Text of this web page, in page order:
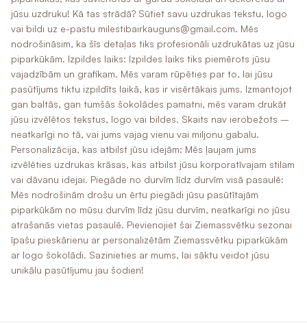
jūsu uzdruku! Kā tas strādā? Sūtiet savu uzdrukas tekstu, logo
vai bildi uz e-pastu milestibairkauguns@gmail.com. Mēs
nodrošināsim, ka šīs detaļas tiks profesionāli uzdrukātas uz jūsu
piparkūkām. Izpildes laiks: Izpildes laiks tiks piemērots jūsu
vajadzībām un grafikam. Mēs varam rūpēties par to, lai jūsu
pasūtījums tiktu izpildīts laikā, kas ir visērtākais jums. Izmantojot
gan baltās, gan tumšās šokolādes pamatni, mēs varam drukāt
jūsu izvēlētos tekstus, logo vai bildes. Skaits nav ierobežots –
neatkarīgi no tā, vai jums vajag vienu vai miljonu gabalu.
Personalizācija, kas atbilst jūsu idejām: Mēs ļaujam jums
izvēlēties uzdrukas krāsas, kas atbilst jūsu korporatīvajam stilam
vai dāvanu idejai. Piegāde no durvīm līdz durvīm visā pasaulē:
Mēs nodrošinām drošu un ērtu piegādi jūsu pasūtītajām
piparkūkām no mūsu durvīm līdz jūsu durvīm, neatkarīgi no jūsu
atrašanās vietas pasaulē. Pievienojiet šai Ziemassvētku sezonai
īpašu pieskārienu ar personalizētām Ziemassvētku piparkūkām
ar logo šokolādi. Sazinieties ar mums, lai sāktu veidot jūsu
unikālu pasūtījumu jau šodien!